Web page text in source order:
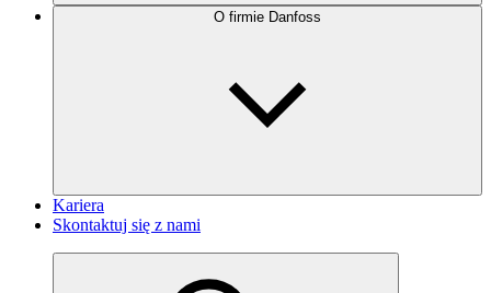
O firmie Danfoss
Kariera
Skontaktuj się z nami